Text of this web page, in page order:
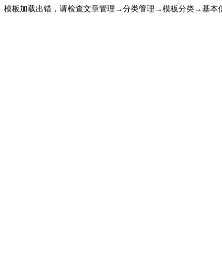
模板加载出错，请检查文章管理→分类管理→模板分类→基本